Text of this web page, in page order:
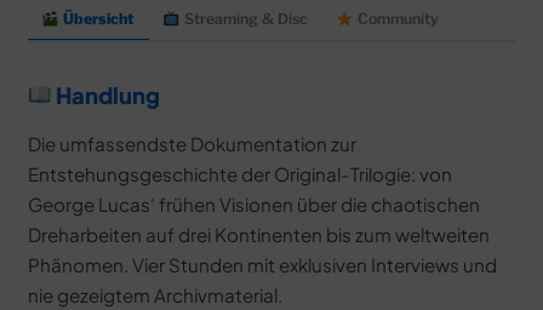
Übersicht Streaming & Disc Community
Handlung
Die umfassendste Dokumentation zur
Entstehungsgeschichte der Original-Trilogie: von
George Lucas' frühen Visionen über die chaotischen
Dreharbeiten auf drei Kontinenten bis zum weltweiten
Phänomen. Vier Stunden mit exklusiven Interviews und
nie gezeigtem Archivmaterial.